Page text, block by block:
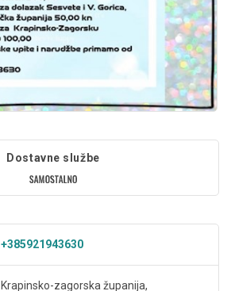
Dostavne službe
+385921943630
Krapinsko-zagorska županija,